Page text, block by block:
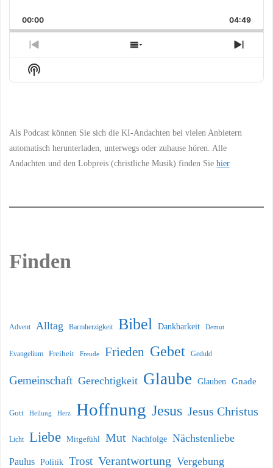
Rate
Forward
00:00 04:49
Previous
Episode
Show
Episodes
Next
Show
Podcast
Als Podcast können Sie sich die KI-Andachten bei vielen Anbietern
automatisch herunterladen, unterwegs oder zuhause hören. Alle
Andachten und den Lobpreis (christliche Musik) finden Siehier.
Finden
Advent Alltag Barmherzigkeit Bibel Dankbarkeit Demut
Evangelium Freiheit Freude Frieden Gebet Geduld
Gemeinschaft Gerechtigkeit Glaube Glauben Gnade
Gott Heilung Herz Hoffnung Jesus Jesus Christus
Licht Liebe Mitgefühl Mut Nachfolge Nächstenliebe
Paulus Politik Trost Verantwortung Vergebung